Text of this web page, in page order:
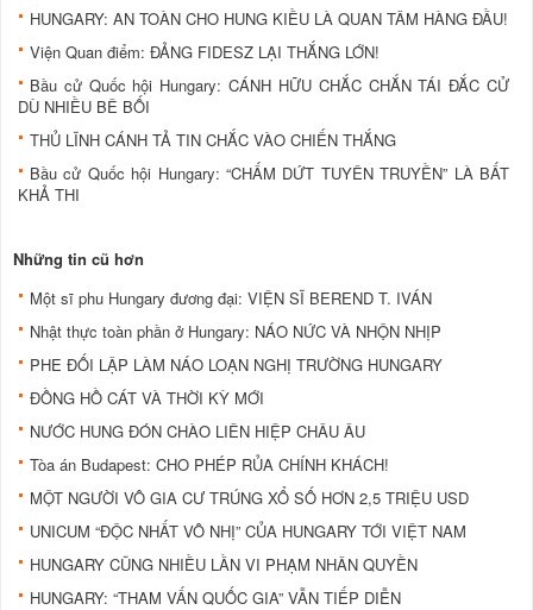
HUNGARY: AN TOÀN CHO HUNG KIỀU LÀ QUAN TÂM HÀNG ĐẦU!
Viện Quan điểm: ĐẢNG FIDESZ LẠI THẮNG LỚN!
Bầu cử Quốc hội Hungary: CÁNH HỮU CHẮC CHẮN TÁI ĐẮC CỬ
DÙ NHIỀU BÊ BỐI
THỦ LĨNH CÁNH TẢ TIN CHẮC VÀO CHIẾN THẮNG
Bầu cử Quốc hội Hungary: “CHẤM DỨT TUYÊN TRUYỀN” LÀ BẤT
KHẢ THI
Những tin cũ hơn
Một sĩ phu Hungary đương đại: VIỆN SĨ BEREND T. IVÁN
Nhật thực toàn phần ở Hungary: NÁO NỨC VÀ NHỘN NHỊP
PHE ĐỐI LẬP LÀM NÁO LOẠN NGHỊ TRƯỜNG HUNGARY
ĐỒNG HỒ CÁT VÀ THỜI KỲ MỚI
NƯỚC HUNG ĐÓN CHÀO LIÊN HIỆP CHÂU ÂU
Tòa án Budapest: CHO PHÉP RỦA CHÍNH KHÁCH!
MỘT NGƯỜI VÔ GIA CƯ TRÚNG XỔ SỐ HƠN 2,5 TRIỆU USD
UNICUM “ĐỘC NHẤT VÔ NHỊ” CỦA HUNGARY TỚI VIỆT NAM
HUNGARY CŨNG NHIỀU LẦN VI PHẠM NHÂN QUYỀN
HUNGARY: “THAM VẤN QUỐC GIA” VẪN TIẾP DIỄN